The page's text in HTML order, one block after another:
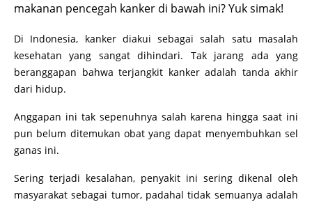
makanan pencegah kanker di bawah ini? Yuk simak!
Di Indonesia, kanker diakui sebagai salah satu masalah
kesehatan yang sangat dihindari. Tak jarang ada yang
beranggapan bahwa terjangkit kanker adalah tanda akhir
dari hidup.
Anggapan ini tak sepenuhnya salah karena hingga saat ini
pun belum ditemukan obat yang dapat menyembuhkan sel
ganas ini.
Sering terjadi kesalahan, penyakit ini sering dikenal oleh
masyarakat sebagai tumor, padahal tidak semuanya adalah